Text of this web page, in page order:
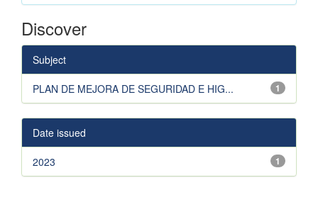
Discover
Subject
1
PLAN DE MEJORA DE SEGURIDAD E HIG...
Date issued
1
2023